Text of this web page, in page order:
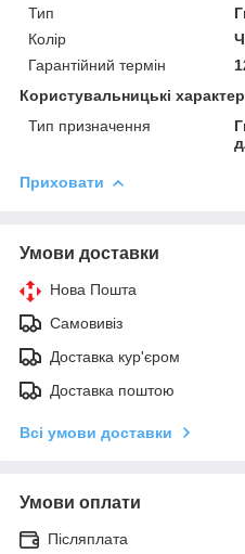
Тип
Колір
Гарантійний термін
Користувальницькі
Тип призначення
Приховати
Умови доставки
Нова Пошта
Самовивіз
Доставка кур'єром
Доставка поштою
Всі умови доставки
Умови оплати
Післяплата